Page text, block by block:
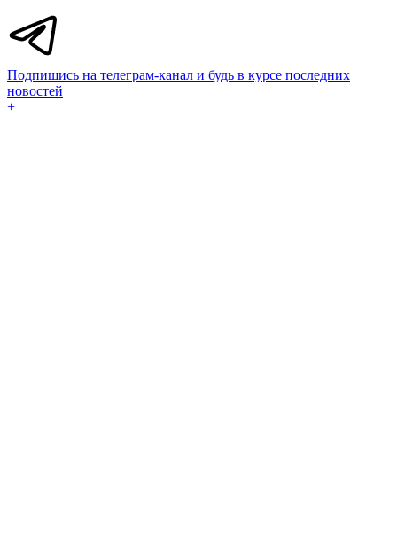
Подпишись на телеграм-канал и будь в курсе последних
новостей
+